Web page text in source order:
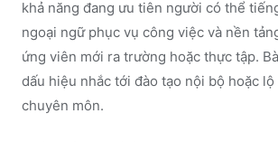
khả năng đang ưu tiên người có thể
ngoại ngữ phục vụ công việc và nền
ứng viên mới ra trường hoặc thực tập.
dấu hiệu nhắc tới đào tạo nội bộ hoặc
chuyên môn.